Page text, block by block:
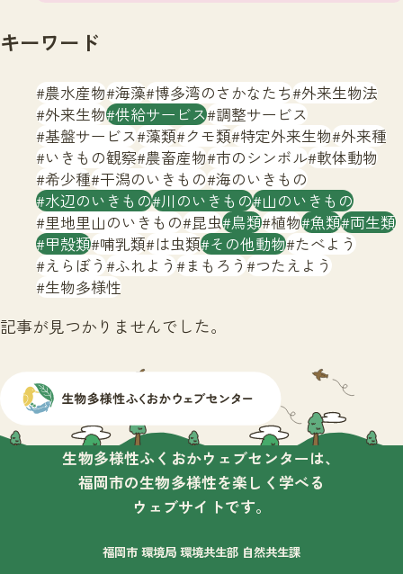
文字サイズ 小 中 大
生物多様性ふくおかウェブセンターとは
サイトマップ
キーワード
農水産物 海藻 博多湾のさかなたち 外来生物法
外来生物 供給サービス 調整サービス
基盤サービス 藻類 クモ類 特定外来生物 外来種
いきもの観察 農畜産物 市のシンボル 軟体動物
希少種 干潟のいきもの 海のいきもの
水辺のいきもの 川のいきもの 山のいきもの
里地里山のいきもの 昆虫 鳥類 植物 魚類 両生類
甲殻類 哺乳類 は虫類 その他動物 たべよう
えらぼう ふれよう まもろう つたえよう
生物多様性
記事が見つかりませんでした。
生物多様性ふくおかウェブセンターは、
福岡市の生物多様性を楽しく学べる
ウェブサイトです。
福岡市 環境局 環境共生部 自然共生課